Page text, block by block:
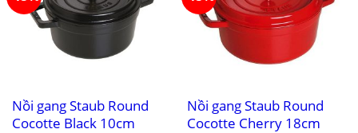
Nồi gang Staub Round
Cocotte Black 10cm
Nồi gang Staub Round
Cocotte Cherry 18cm